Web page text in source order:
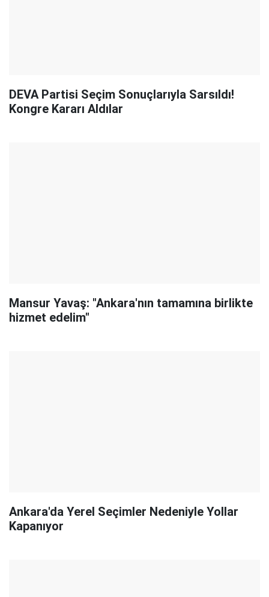
DEVA Partisi Seçim Sonuçlarıyla Sarsıldı!
Kongre Kararı Aldılar
Mansur Yavaş: "Ankara'nın tamamına birlikte
hizmet edelim"
Ankara'da Yerel Seçimler Nedeniyle Yollar
Kapanıyor